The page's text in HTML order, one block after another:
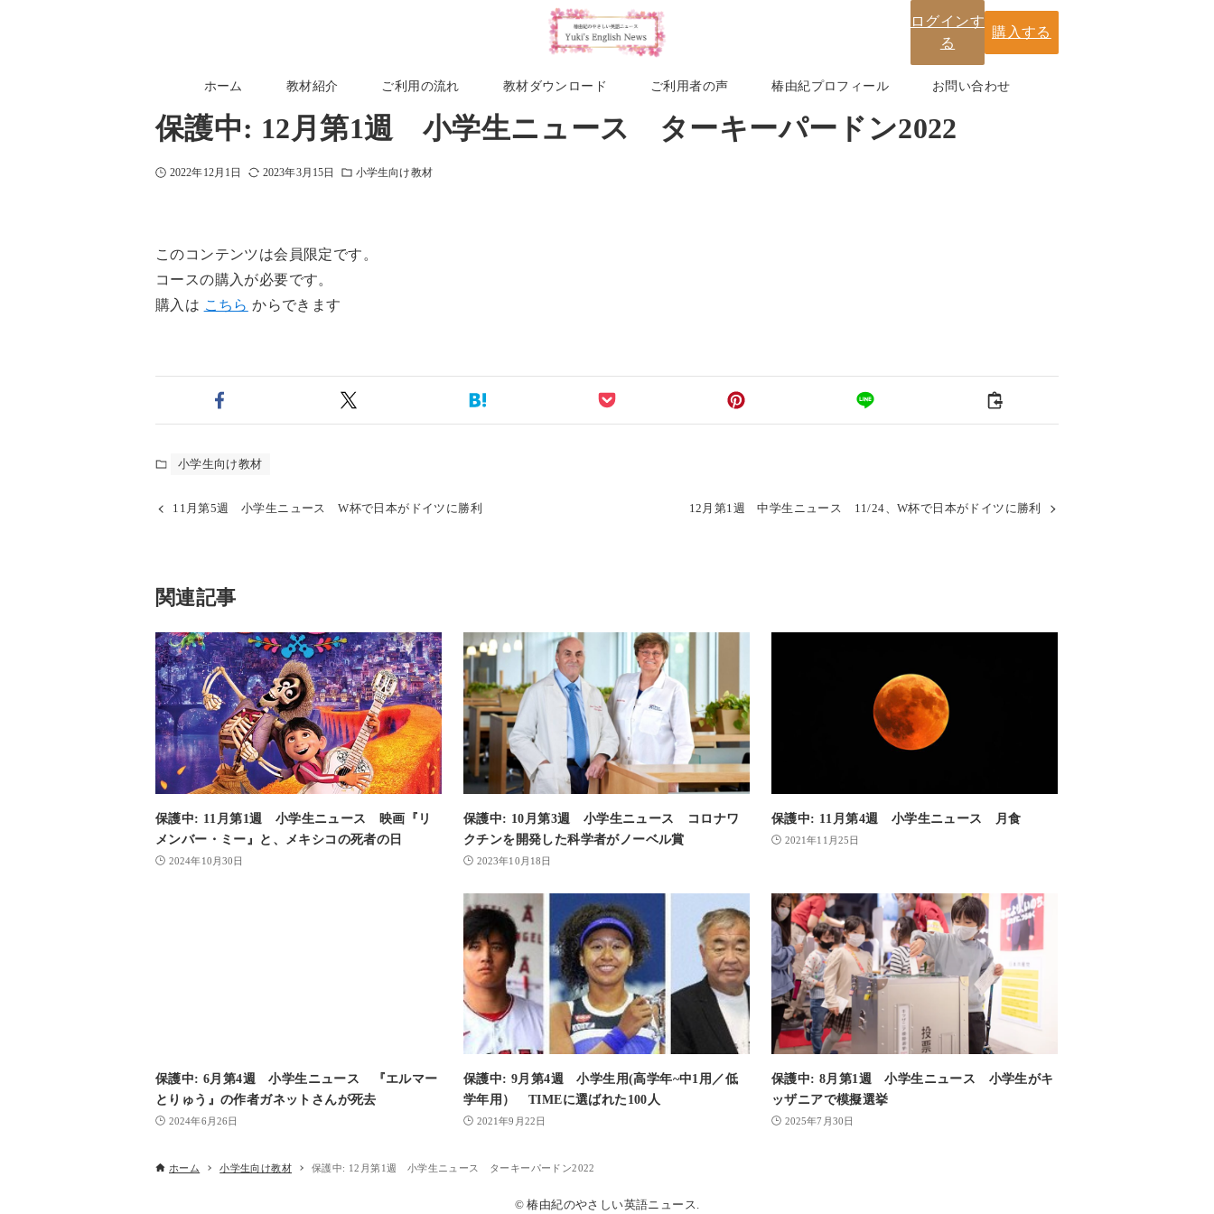
ログインす
る
購入する
ホーム 教材紹介 ご利用の流れ 教材ダウンロード ご利用者の声 椿由紀プロフィール お問い合わせ
保護中: 12月第1週 小学生ニュース ターキーパードン2022
2022年12月1日 2023年3月15日 小学生向け教材
このコンテンツは会員限定です。
コースの購入が必要です。
購入は こちら からできます
小学生向け教材
11月第5週 小学生ニュース W杯で日本がドイツに勝利 12月第1週 中学生ニュース 11/24、W杯で日本がドイツに勝利
関連記事
保護中: 11月第1週 小学生ニュース 映画『リ
メンバー・ミー』と、メキシコの死者の日
2024年10月30日
保護中: 10月第3週 小学生ニュース コロナワ
クチンを開発した科学者がノーベル賞
2023年10月18日
保護中: 11月第4週 小学生ニュース 月食
2021年11月25日
保護中: 6月第4週 小学生ニュース 『エルマー
とりゅう』の作者ガネットさんが死去
2024年6月26日
保護中: 9月第4週 小学生用(高学年~中1用／低
学年用） TIMEに選ばれた100人
2021年9月22日
保護中: 8月第1週 小学生ニュース 小学生がキ
ッザニアで模擬選挙
2025年7月30日
ホーム 小学生向け教材 保護中: 12月第1週 小学生ニュース ターキーパードン2022
© 椿由紀のやさしい英語ニュース.